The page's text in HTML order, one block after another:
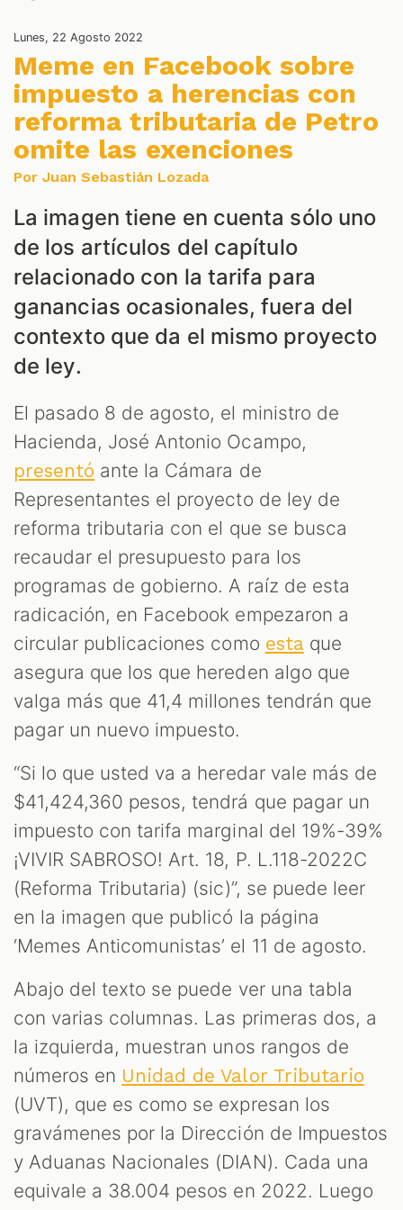
Lunes, 22 Agosto 2022
Meme en Facebook sobre
impuesto a herencias con
reforma tributaria de Petro
omite las exenciones
Por Juan Sebastián Lozada
La imagen tiene en cuenta sólo uno
de los artículos del capítulo
relacionado con la tarifa para
ganancias ocasionales, fuera del
contexto que da el mismo proyecto
de ley.
El pasado 8 de agosto, el ministro de
Hacienda, José Antonio Ocampo,
presentó ante la Cámara de
Representantes el proyecto de ley de
reforma tributaria con el que se busca
recaudar el presupuesto para los
programas de gobierno. A raíz de esta
radicación, en Facebook empezaron a
circular publicaciones como estaque
asegura que los que hereden algo que
valga más que 41,4 millones tendrán que
pagar un nuevo impuesto.
“Si lo que usted va a heredar vale más de
$41,424,360 pesos, tendrá que pagar un
impuesto con tarifa marginal del 19%-39%
¡VIVIR SABROSO! Art. 18, P. L.118-2022C
(Reforma Tributaria) (sic)”, se puede leer
en la imagen que publicó la página
‘Memes Anticomunistas’ el 11 de agosto.
Abajo del texto se puede ver una tabla
con varias columnas. Las primeras dos, a
la izquierda, muestran unos rangos de
números en Unidad de Valor Tributario
(UVT), que es como se expresan los
gravámenes por la Dirección de Impuestos
y Aduanas Nacionales (DIAN). Cada una
equivale a 38.004 pesos en 2022. Luego